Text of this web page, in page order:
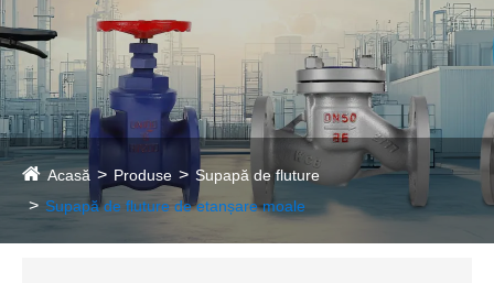
Acasă Produse
Supapă de fluture
Supapă de fluture de etanșare moale